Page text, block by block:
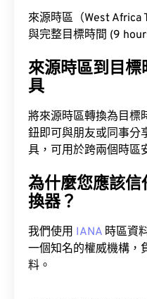
來源時區（West Africa
與完整目標時間 (9
來源時區到目
具
將來源時區轉換為目標
鈕即可與朋友或同事分
具，可用於跨兩個時區
為什麼您應該
換器？
我們使用 IANA 時區資
一個知名的權威機構，
料。